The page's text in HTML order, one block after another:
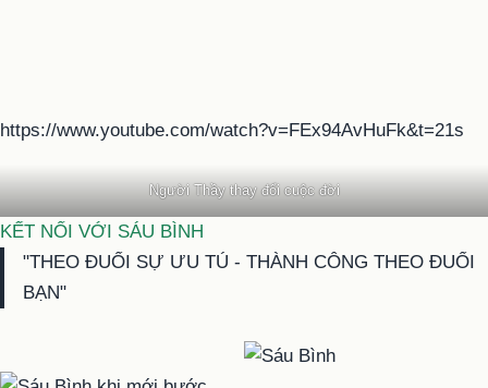
https://www.youtube.com/watch?v=FEx94AvHuFk&t=21s
Người Thầy thay đổi cuộc đời
KẾT NỐI VỚI SÁU BÌNH
"THEO ĐUỔI SỰ ƯU TÚ - THÀNH CÔNG THEO ĐUỔI
BẠN"